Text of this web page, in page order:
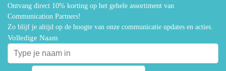
Ontvang direct 10% korting op het gehele assortiment van
Communication Partners!
Zo blijf je altijd op de hoogte van onze communicatie updates en acties.
Volledige Naam